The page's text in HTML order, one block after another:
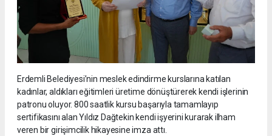
Erdemli Belediyesi’nin meslek edindirme kurslarına katılan
kadınlar, aldıkları eğitimleri üretime dönüştürerek kendi işlerinin
patronu oluyor. 800 saatlik kursu başarıyla tamamlayıp
sertifikasını alan Yıldız Dağtekin kendi işyerini kurarak ilham
veren bir girişimcilik hikayesine imza attı.